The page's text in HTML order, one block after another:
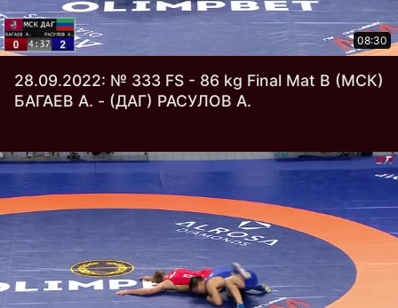
08:30
28.09.2022: № 333 FS - 86 kg Final Mat В (МСК)
БАГАЕВ А. - (ДАГ) РАСУЛОВ А.